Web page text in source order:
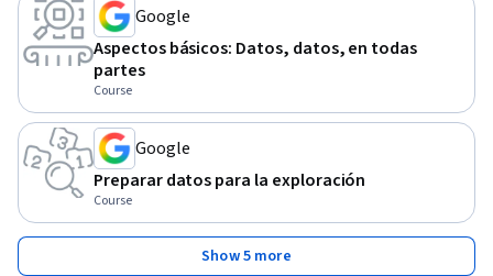
Google
Aspectos básicos: Datos, datos, en todas
partes
Course
Google
Preparar datos para la exploración
Course
Show 5 more